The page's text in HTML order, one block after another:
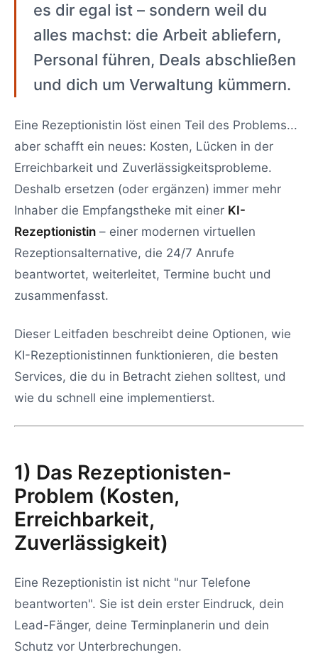
es dir egal ist – sondern weil du
alles machst: die Arbeit abliefern,
Personal führen, Deals abschließen
und dich um Verwaltung kümmern.
Eine Rezeptionistin löst einen Teil des Problems...
aber schafft ein neues: Kosten, Lücken in der
Erreichbarkeit und Zuverlässigkeitsprobleme.
Deshalb ersetzen (oder ergänzen) immer mehr
Inhaber die Empfangstheke mit einer KI-
Rezeptionistin – einer modernen virtuellen
Rezeptionsalternative, die 24/7 Anrufe
beantwortet, weiterleitet, Termine bucht und
zusammenfasst.
Dieser Leitfaden beschreibt deine Optionen, wie
KI-Rezeptionistinnen funktionieren, die besten
Services, die du in Betracht ziehen solltest, und
wie du schnell eine implementierst.
1) Das Rezeptionisten-
Problem (Kosten,
Erreichbarkeit,
Zuverlässigkeit)
Eine Rezeptionistin ist nicht "nur Telefone
beantworten". Sie ist dein erster Eindruck, dein
Lead-Fänger, deine Terminplanerin und dein
Schutz vor Unterbrechungen.